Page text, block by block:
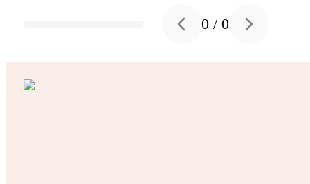
Previous slide
0 /0 Next slide